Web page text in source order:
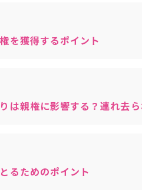
を獲得するポイント
は親権に影響する？連れ去
るためのポイント